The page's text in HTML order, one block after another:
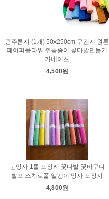
큰주름지 (1개) 50x250cm 구김지 원톤
페이퍼플라워 주름종이 꽃다발만들기
카네이션
4,500원
눈망사 1롤 포장지 꽃다발 꽃바구니
발포 스치로폴 알갱이 망사 포장지
4,800원